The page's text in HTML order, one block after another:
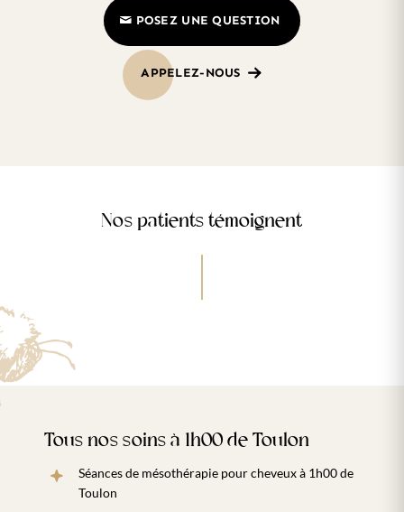
POSEZ UNE QUESTION
APPELEZ-NOUS
Nos patients témoignent
Tous nos soins à 1h00 de Toulon
Séances de mésothérapie pour cheveux à 1h00 de
Toulon